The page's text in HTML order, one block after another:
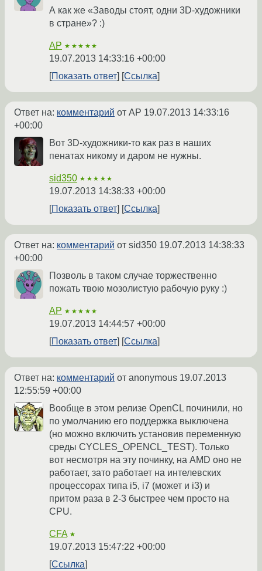
А как же «Заводы стоят, одни 3D-художники
в стране»? :)
AP ★★★★★
19.07.2013 14:33:16 +00:00
Показать ответ
Ссылка
Ответ на: комментарий от AP 19.07.2013 14:33:16
+00:00
Вот 3D-художники-то как раз в наших
пенатах никому и даром не нужны.
sid350 ★★★★★
19.07.2013 14:38:33 +00:00
Показать ответ
Ссылка
Ответ на: комментарий от sid350 19.07.2013 14:38:33
+00:00
Позволь в таком случае торжественно
пожать твою мозолистую рабочую руку :)
AP ★★★★★
19.07.2013 14:44:57 +00:00
Показать ответ
Ссылка
Ответ на: комментарий от anonymous 19.07.2013
12:55:59 +00:00
Вообще в этом релизе OpenCL починили, но
по умолчанию его поддержка выключена
(но можно включить установив переменную
среды CYCLES_OPENCL_TEST). Только
вот несмотря на эту починку, на AMD оно не
работает, зато работает на интелевских
процессорах типа i5, i7 (может и i3) и
притом раза в 2-3 быстрее чем просто на
CPU.
CFA ★
19.07.2013 15:47:22 +00:00
Ссылка